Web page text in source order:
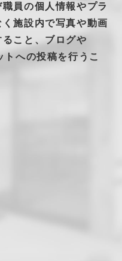
員の個人情報やプラ
施設内で写真や動画
こと、ブログや
への投稿を行うこ